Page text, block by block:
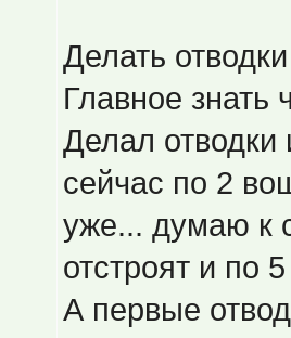
Делать
Главное знать
Делал
сейчас по 2
уже... думаю к
отстроят и по
А первые